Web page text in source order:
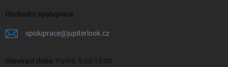
Obchodní spolupráce
spoluprace@jupiterlook.cz
Otevírací doba: Po-Pá: 9:00-15:00